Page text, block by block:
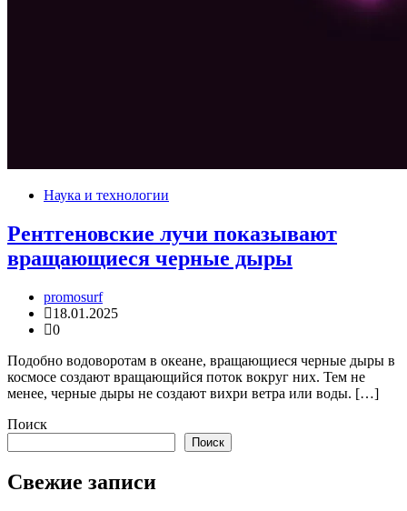
Наука и технологии
Рентгеновские лучи показывают
вращающиеся черные дыры
promosurf
18.01.2025
0
Подобно водоворотам в океане, вращающиеся черные дыры в
космосе создают вращающийся поток вокруг них. Тем не
менее, черные дыры не создают вихри ветра или воды. […]
Поиск
Поиск
Свежие записи